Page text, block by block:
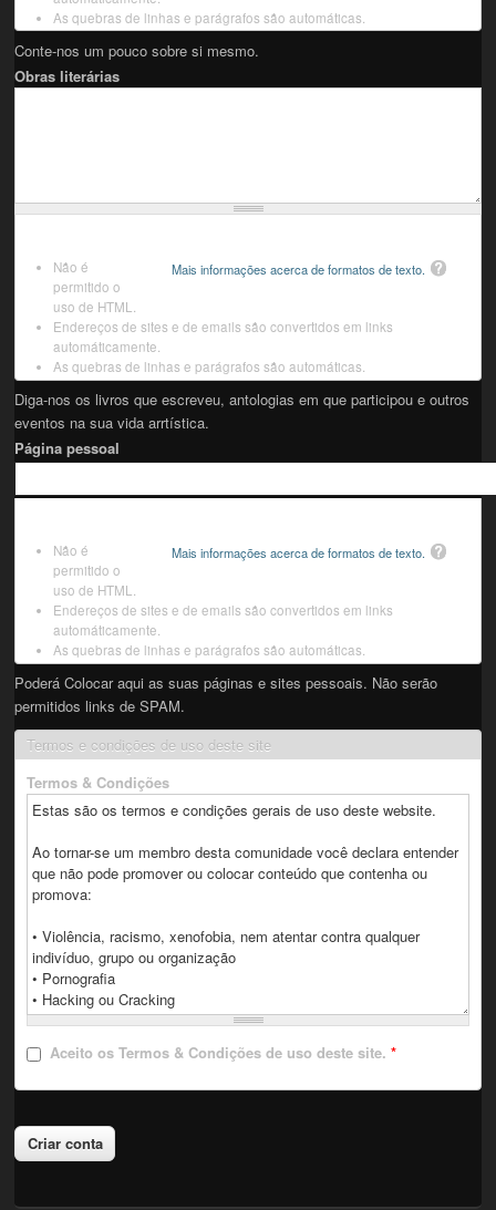
As quebras de linhas e parágrafos são automáticas.
Conte-nos um pouco sobre si mesmo.
Obras literárias
Mais informações acerca de formatos de texto.
Não é
permitido o
uso de HTML.
Endereços de sites e de emails são convertidos em links
automáticamente.
As quebras de linhas e parágrafos são automáticas.
Diga-nos os livros que escreveu, antologias em que participou e outros
eventos na sua vida arrtística.
Página pessoal
Mais informações acerca de formatos de texto.
Não é
permitido o
uso de HTML.
Endereços de sites e de emails são convertidos em links
automáticamente.
As quebras de linhas e parágrafos são automáticas.
Poderá Colocar aqui as suas páginas e sites pessoais. Não serão
permitidos links de SPAM.
Termos e condições de uso deste site
Termos & Condições
Aceito os Termos & Condições de uso deste site.*